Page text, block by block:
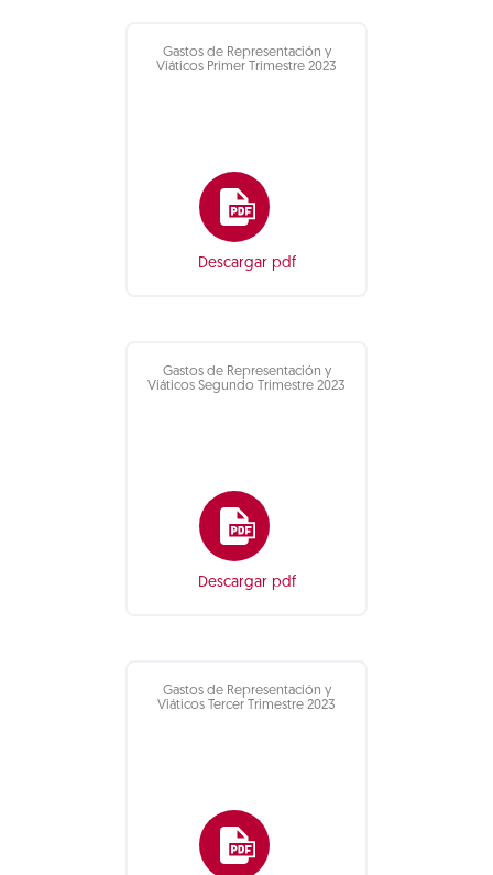
Gastos de Representación y
Viáticos Primer Trimestre 2023
Descargar pdf
Gastos de Representación y
Viáticos Segundo Trimestre 2023
Descargar pdf
Gastos de Representación y
Viáticos Tercer Trimestre 2023